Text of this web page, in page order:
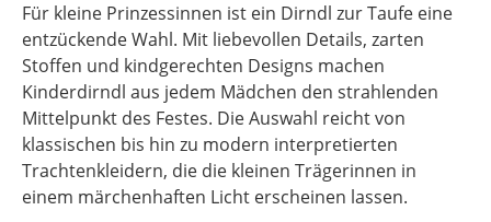
Für kleine Prinzessinnen ist ein Dirndl zur Taufe eine
entzückende Wahl. Mit liebevollen Details, zarten
Stoffen und kindgerechten Designs machen
Kinderdirndl aus jedem Mädchen den strahlenden
Mittelpunkt des Festes. Die Auswahl reicht von
klassischen bis hin zu modern interpretierten
Trachtenkleidern, die die kleinen Trägerinnen in
einem märchenhaften Licht erscheinen lassen.